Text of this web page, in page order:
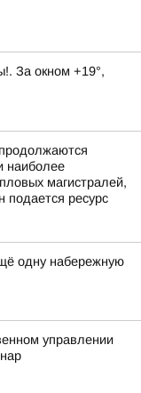
За окном +19°,
наиболее
магистралей,
подается ресурс
одну набережную
управлении